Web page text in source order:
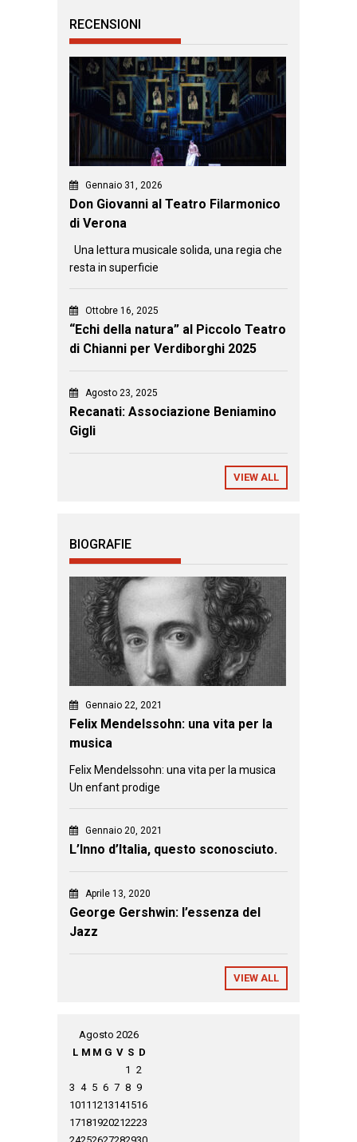
RECENSIONI
Gennaio 31, 2026
Don Giovanni al Teatro Filarmonico
di Verona
Una lettura musicale solida, una regia che
resta in superficie
Ottobre 16, 2025
“Echi della natura” al Piccolo Teatro
di Chianni per Verdiborghi 2025
Agosto 23, 2025
Recanati: Associazione Beniamino
Gigli
VIEW ALL
BIOGRAFIE
Gennaio 22, 2021
Felix Mendelssohn: una vita per la
musica
Felix Mendelssohn: una vita per la musica
Un enfant prodige
Gennaio 20, 2021
L’Inno d’Italia, questo sconosciuto.
Aprile 13, 2020
George Gershwin: l’essenza del
Jazz
VIEW ALL
Agosto 2026
L M M G V S D
1 2
3 4 5 6 7 8 9
1011 1213141516
17181920212223